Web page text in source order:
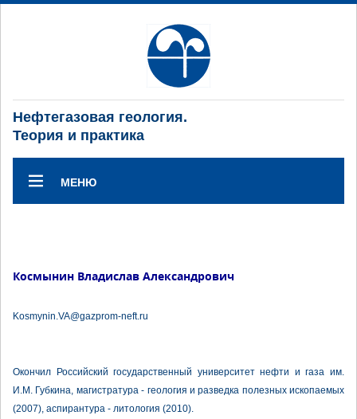
Нефтегазовая геология.
Теория и практика
МЕНЮ
Космынин Владислав Александрович
Kosmynin.VA@gazprom-neft.ru
Окончил Российский государственный университет нефти и газа им.
И.М. Губкина, магистратура - геология и разведка полезных ископаемых
(2007), аспирантура - литология (2010).